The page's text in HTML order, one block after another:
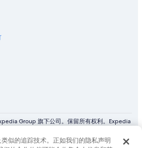
店
Group 旗下公司。保留所有权利。Expedia
似的追踪技术。正如我们的隐私声明